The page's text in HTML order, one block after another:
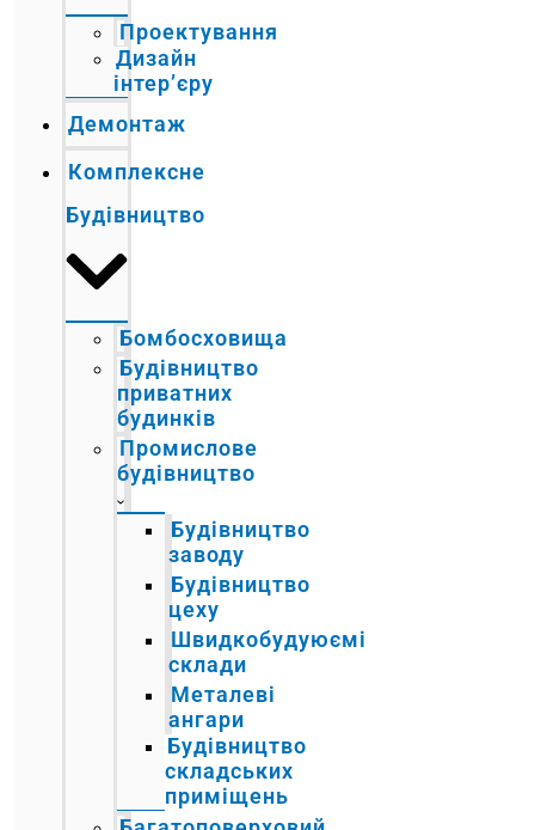
Проектування
Дизайн
інтер’єру
Демонтаж
Комплексне
Будівництво
Бомбосховища
Будівництво
приватних
будинків
Промислове
будівництво
Будівництво
заводу
Будівництво
цеху
Швидкобудуюємі
склади
Металеві
ангари
Будівництво
складських
приміщень